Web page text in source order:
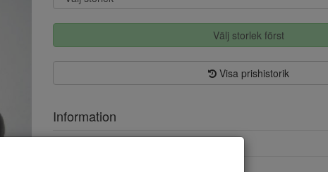
Välj storlek först
Visa prishistorik
Information